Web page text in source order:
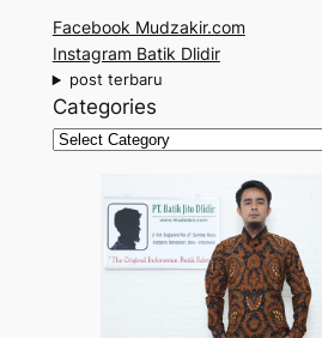
c
h
Facebook Mudzakir.com
Instagram Batik Dlidir
post terbaru
Categories